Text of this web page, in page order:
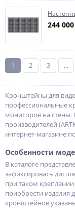
244 000
1 2 3 ...
Кронштейны для
профессиональные
мониторов на стены.
производителей
интернет-магазине
Особенности
В каталоге
зафиксировать
при таком
приобрести изделия
кронштейнов